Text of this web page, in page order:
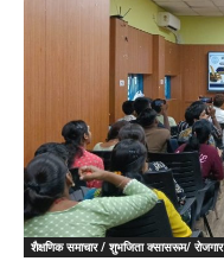
शैक्षणिक समाचार / शुभजिता क्सासरूम/ रोजगार